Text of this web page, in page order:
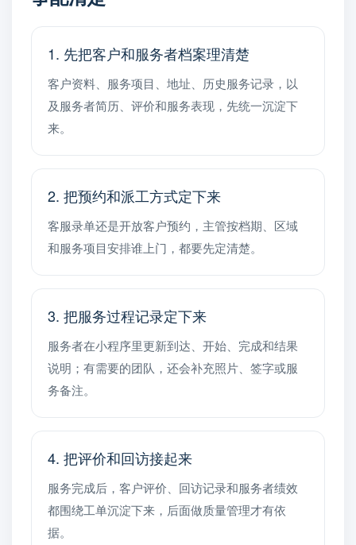
1. 先把客户和服务者档案理清楚
客户资料、服务项目、地址、历史服务记录，以
及服务者简历、评价和服务表现，先统一沉淀下
来。
2. 把预约和派工方式定下来
客服录单还是开放客户预约，主管按档期、区域
和服务项目安排谁上门，都要先定清楚。
3. 把服务过程记录定下来
服务者在小程序里更新到达、开始、完成和结果
说明；有需要的团队，还会补充照片、签字或服
务备注。
4. 把评价和回访接起来
服务完成后，客户评价、回访记录和服务者绩效
都围绕工单沉淀下来，后面做质量管理才有依
据。